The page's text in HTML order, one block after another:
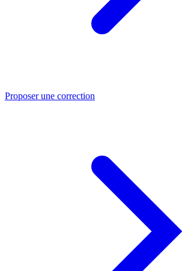
Proposer une correction